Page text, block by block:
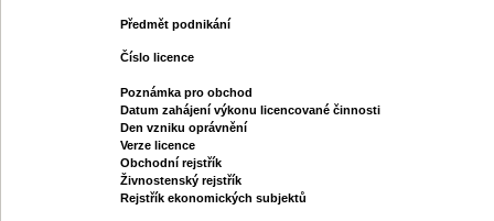
Předmět podnikání
Číslo licence
Poznámka pro obchod
Datum zahájení výkonu licencované činnosti
Den vzniku oprávnění
Verze licence
Obchodní rejstřík
Živnostenský rejstřík
Rejstřík ekonomických subjektů